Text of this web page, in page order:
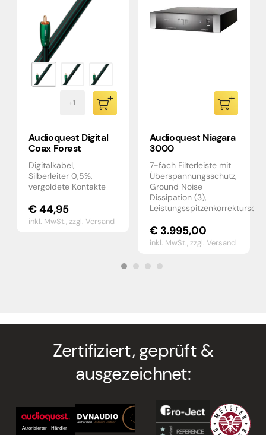
Audioquest Digital
Coax Forest
Digitalkabel,
Silberleiter 0,5%,
vergoldete Kontakte
€44,95
inkl. MwSt.,zzgl. Versand
Audioquest Niagara
3000
7-fach Filterleiste mit
Überspannungsschutz,
Ground Noise
Dissipation (3),
€3.995,00
inkl. MwSt.,zzgl. Versand
Zertifiziert, geprüft &
ausgezeichnet: